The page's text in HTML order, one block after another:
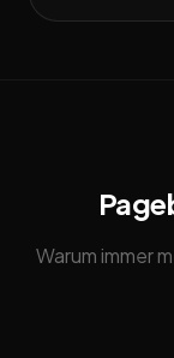
Warum immer